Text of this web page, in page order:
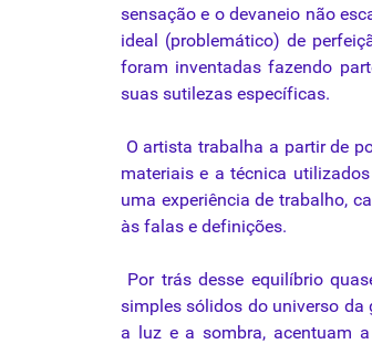
sensação e odevaneio não
ideal (problemático) de
foram inventadas fazendo
suas sutilezas específicas.
O artista trabalha a partir de
materiais e atécnica
uma experiência de trabalho,
às falas e definições.
Por trás desse equilíbrio
simples sólidos do universo da
a luz e a sombra, acentuam a